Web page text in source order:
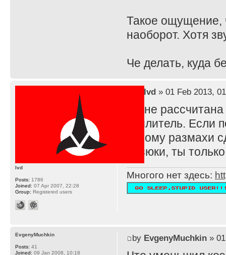
Такое ощущение,
наоборот. Хотя
Че делать, куда
lvd» 01 Feb 2013,
TS не
усилитель. Если
потому размахи
резюки, ты
Многого нет здесь:
lvd
Posts: 1786
Joined: 07 Apr 2007, 22:28
Group: Registered users
by EvgenyMuchkin» 01
EvgenyMuchkin
Posts: 41
Joined: 09 Jan 2008, 10:18